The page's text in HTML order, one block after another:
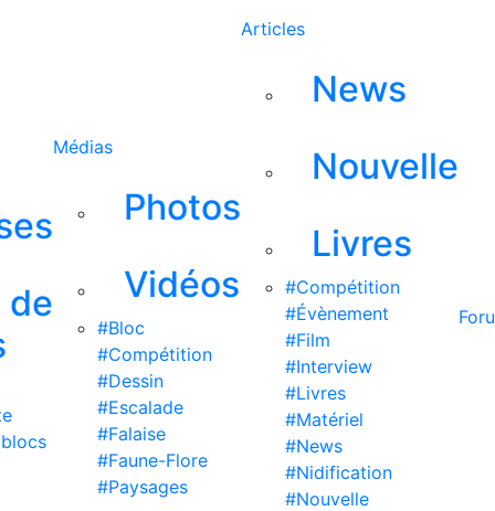
de
Médias
Photos
Vidéos
#Bloc
#Compétition
#Dessin
#Escalade
#Falaise
#Faune-Flore
#Paysages
Articles
News
Nouvelle
Livres
#Compétition
#Évènement
#Film
#Interview
#Livres
#Matériel
#News
#Nidification
#Nouvelle